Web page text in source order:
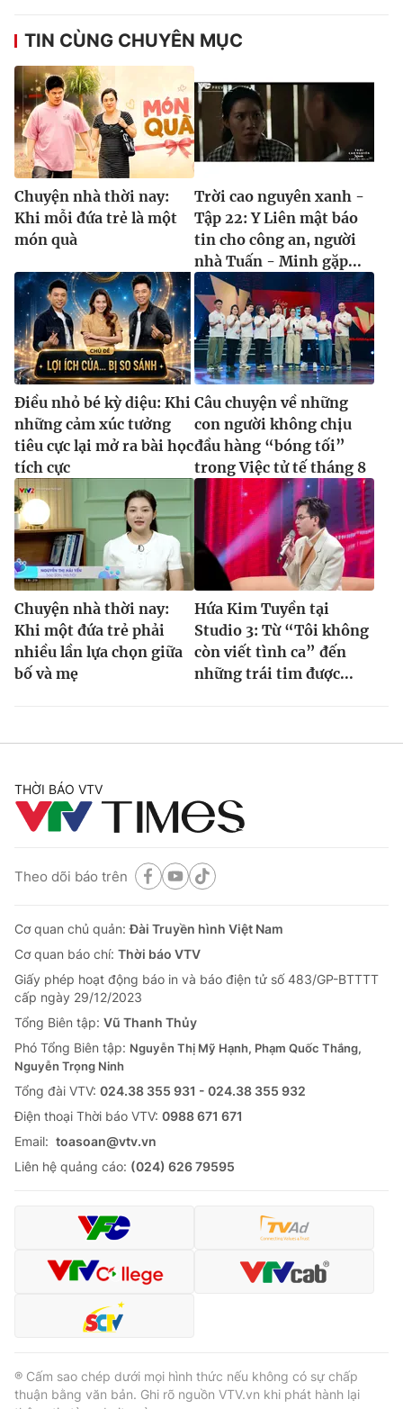
TIN CÙNG CHUYÊN MỤC
Chuyện nhà thời nay:
Khi mỗi đứa trẻ là một
món quà
Trời cao nguyên xanh -
Tập 22: Y Liên mật báo
tin cho công an, người
nhà Tuấn - Minh gặp...
Điều nhỏ bé kỳ diệu: Khi
những cảm xúc tưởng
tiêu cực lại mở ra bài học
tích cực
Câu chuyện về những
con người không chịu
đầu hàng “bóng tối”
trong Việc tử tế tháng 8
Chuyện nhà thời nay:
Khi một đứa trẻ phải
nhiều lần lựa chọn giữa
bố và mẹ
Hứa Kim Tuyền tại
Studio 3: Từ “Tôi không
còn viết tình ca” đến
những trái tim được...
THỜI BÁO VTV
Theo dõi báo trên
Cơ quan chủ quản:Đài Truyền hình Việt Nam
Cơ quan báo chí: Thời báo VTV
Giấy phép hoạt động báo in và báo điện tử số 483/GP-BTTTT
cấp ngày 29/12/2023
Tổng Biên tập: Vũ Thanh Thủy
Phó Tổng Biên tập: Nguyễn Thị Mỹ Hạnh, Phạm Quốc Thắng,
Nguyễn Trọng Ninh
Tổng đài VTV: 024.38 355 931 - 024.38 355 932
Ðiện thoại Thời báo VTV: 0988 671 671
Email: toasoan@vtv.vn
Liên hệ quảng cáo: (024) 626 79595
® Cấm sao chép dưới mọi hình thức nếu không có sự chấp
thuận bằng văn bản. Ghi rõ nguồn VTV.vn khi phát hành lại